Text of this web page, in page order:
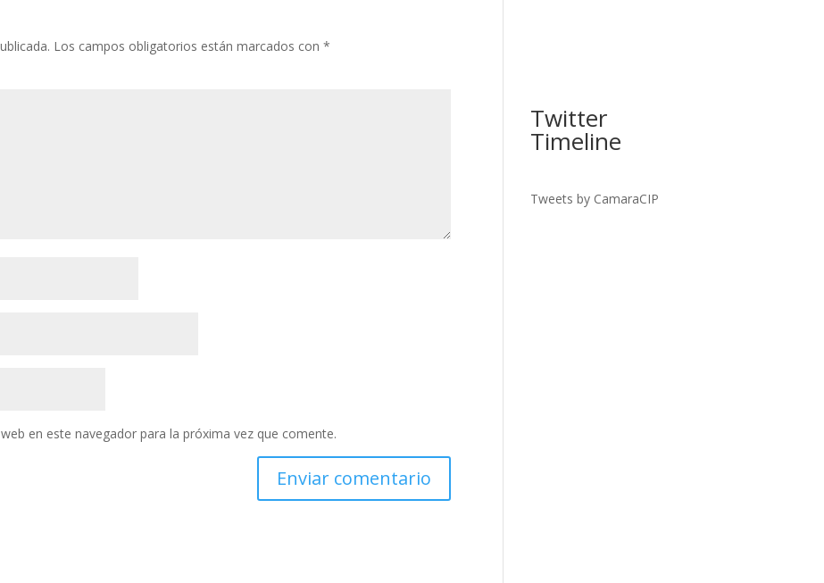
Los campos obligatorios están marcados con*
en este navegador para la próxima vez que comente.
Twitter
Timeline
Tweets by CamaraCIP